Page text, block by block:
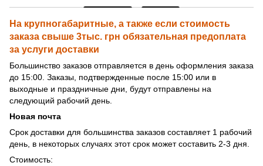
На крупногабаритные, а также если стоимость
заказа свыше 3тыс. грн обязательная предоплата
за услуги доставки
Большинство заказов отправляется в день оформления заказа
до 15:00. Заказы, подтвержденные после 15:00 или в
выходные и праздничные дни, будут отправлены на
следующий рабочий день.
Новая почта
Срок доставки для большинства заказов составляет 1 рабочий
день, в некоторых случаях этот срок может составить 2-3 дня.
Стоимость: